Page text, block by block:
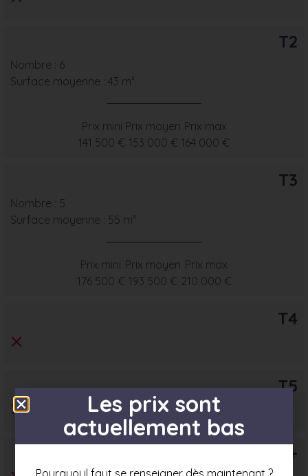
T2
Nombre : 6
Surface moyenne : 43 m²
Prix mini
141 500 €
Prix moyen
153 000 €
Prix max
164 000 €
T3
Nombre : 5
Surface moyenne : 55 m²
Prix mini
176 500 €
Prix moyen
193 500 €
Prix max
210 000 €
T4
T5
T6+
Les prix sont
actuellement bas
Pourquoi il faut se renseigner dès maintenant ?